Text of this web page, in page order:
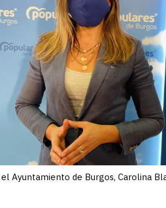
Ayuntamiento de Burgos, Carolina